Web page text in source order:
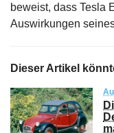
beweist, dass Tesla
Auswirkungen
Dieser Artikel